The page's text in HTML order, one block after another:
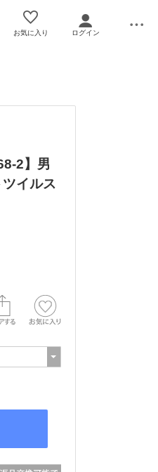
お気に入り ログイン
2】男
イルス